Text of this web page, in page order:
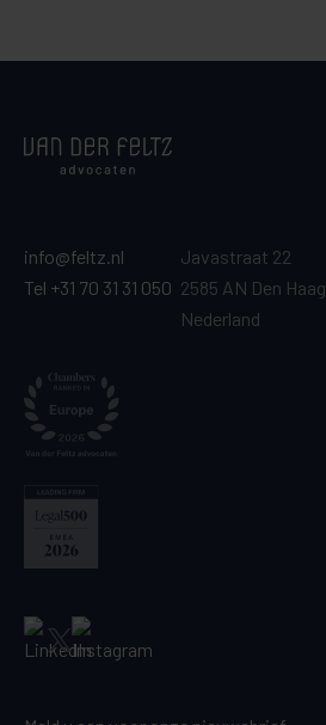
info@feltz.nl
Tel +31 70 31 31 050
Javastraat 22
2585 AN Den Haag
Nederland